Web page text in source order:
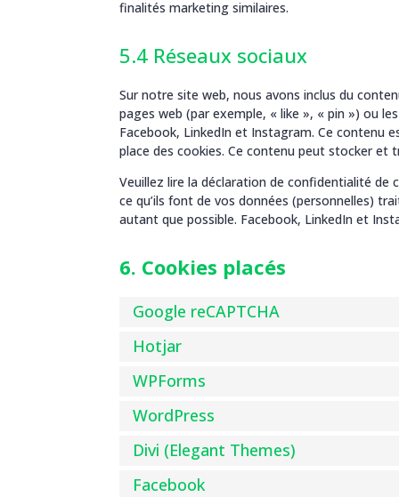
finalités marketing similaires.
5.4 Réseaux sociaux
Sur notre site web, nous avons inclus du
pages web (par exemple, « like », « pin ») ou
Facebook, LinkedIn et Instagram. Ce contenu
place des cookies. Ce contenu peut stocker et
Veuillez lire la déclaration de confidentialité
ce qu’ils font de vos données (personnelles)
autant que possible. Facebook, LinkedIn et
6. Cookies placés
Google reCAPTCHA
Hotjar
WPForms
WordPress
Divi (Elegant Themes)
Facebook